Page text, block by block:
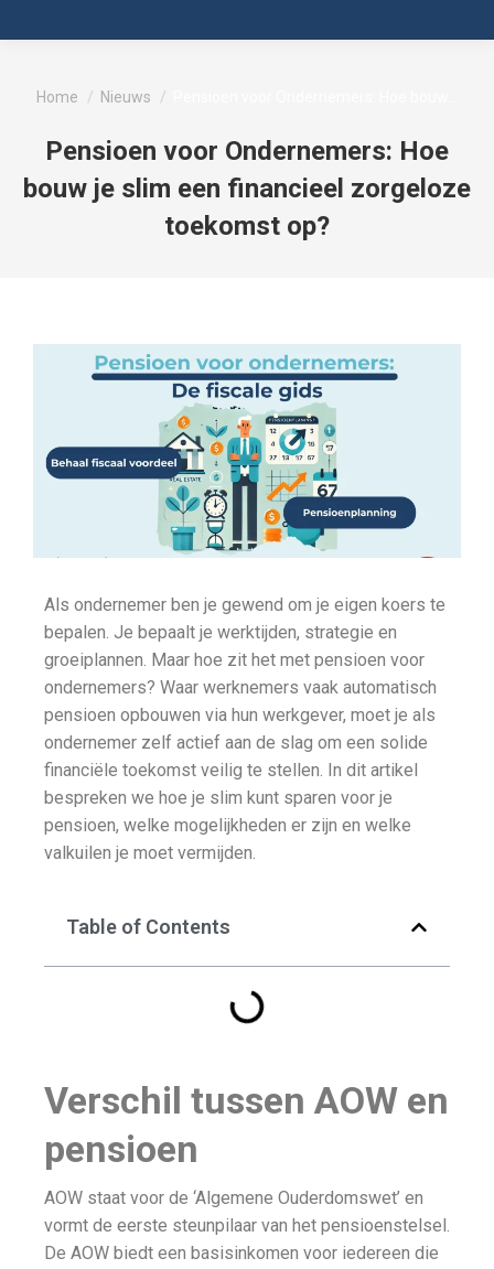
Pensioen voor Ondernemers: Hoe
bouw je slim een financieel zorgeloze
toekomst op?
Je bent hier:
Home Nieuws
Als ondernemer ben je gewend om je eigen koers te
bepalen. Je bepaalt je werktijden, strategie en
groeiplannen. Maar hoe zit het met pensioen voor
ondernemers? Waar werknemers vaak automatisch
pensioen opbouwen via hun werkgever, moet je als
ondernemer zelf actief aan de slag om een solide
financiële toekomst veilig te stellen. In dit artikel
bespreken we hoe je slim kunt sparen voor je
pensioen, welke mogelijkheden er zijn en welke
valkuilen je moet vermijden.
Table of Contents
Verschil tussen AOW en
pensioen
AOW staat voor de ‘Algemene Ouderdomswet’ en
vormt de eerste steunpilaar van het pensioenstelsel.
De AOW biedt een basisinkomen voor iedereen die